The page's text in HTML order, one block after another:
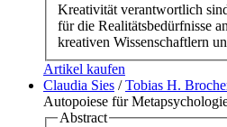
Kreativität verantwortlich
für die Realitätsbedürfnisse
kreativen Wissenschaftlern
Artikel kaufen
Claudia Sies /Tobias H.
Autopoiese für
Abstract